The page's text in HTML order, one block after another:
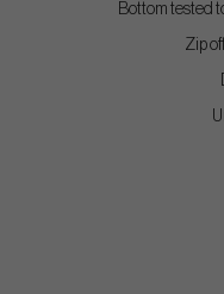
Bottom tested
Zip